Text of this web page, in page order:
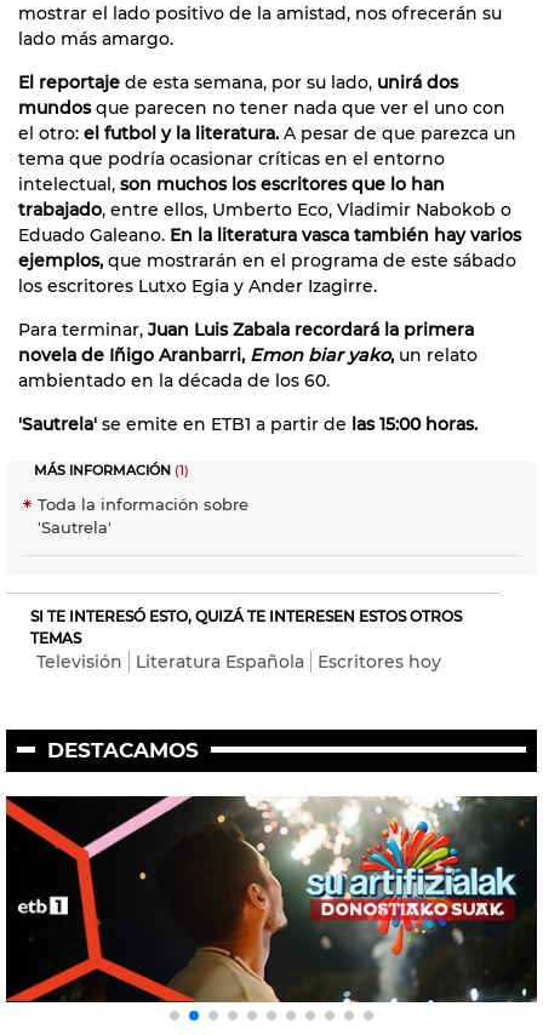
mostrar el lado positivo de la amistad, nos ofrecerán su
lado más amargo.
El reportaje de esta semana, por su lado, unirá dos
mundosque parecen no tener nada que ver el uno con
el otro: el futbol y la literatura. A pesar de que parezca un
tema que podría ocasionar críticas en el entorno
intelectual, son muchos los escritores que lo han
trabajado, entre ellos, Umberto Eco, Vladimir Nabokob o
Eduado Galeano. En la literatura vasca también hay varios
ejemplos, que mostrarán en el programa de este sábado
los escritores Lutxo Egia y Ander Izagirre.
Para terminar, Juan Luis Zabala recordará la primera
novela de Iñigo Aranbarri, Emon biar yako, un relato
ambientado en la década de los 60.
'Sautrela' se emite en ETB1 a partir de las 15:00 horas.
MÁS INFORMACIÓN (1)
Toda la información sobre
'Sautrela'
SI TE INTERESÓ ESTO, QUIZÁ TE INTERESEN ESTOS OTROS
TEMAS
Televisión Literatura Española Escritores hoy
DESTACAMOS